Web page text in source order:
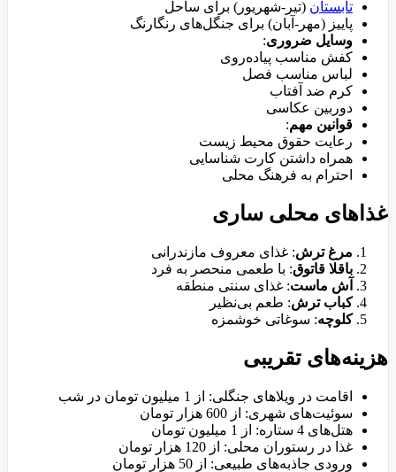
تابستان (تیر-شهریور) برای ساحل
پاییز (مهر-آبان) برای جنگل‌های رنگارنگ
وسایل ضروری:
کفش مناسب پیاده‌روی
لباس مناسب فصل
کرم ضد آفتاب
دوربین عکاسی
قوانین مهم:
رعایت حقوق محیط زیست
همراه داشتن کارت شناسایی
احترام به فرهنگ محلی
غذاهای محلی ساری
مرغ ترش: غذای معروف مازندرانی
باقلا قاتوق: با طعمی منحصر به فرد
آش ماست: غذای سنتی منطقه
کباب ترش: طعم بی‌نظیر
کلوچه: سوغاتی خوشمزه
هزینه‌های تقریبی
اقامت در ویلاهای جنگلی: از 1 میلیون تومان در شب
سوئیت‌های شهری: از 600 هزار تومان
هتل‌های 4 ستاره: از 1 میلیون تومان
غذا در رستوران محلی: از 120 هزار تومان
ورودی جاذبه‌های طبیعی: از 50 هزار تومان